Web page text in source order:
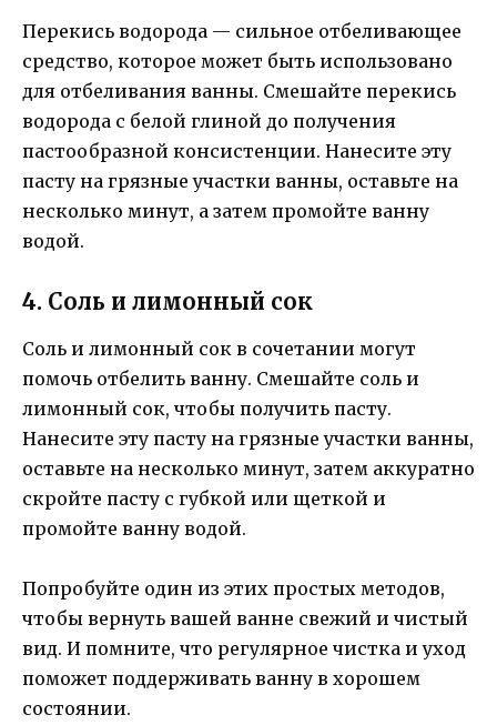
Перекись водорода — сильное отбеливающее
средство, которое может быть использовано
для отбеливания ванны. Смешайте перекись
водорода с белой глиной до получения
пастообразной консистенции. Нанесите эту
пасту на грязные участки ванны, оставьте на
несколько минут, а затем промойте ванну
водой.
4. Соль и лимонный сок
Соль и лимонный сок в сочетании могут
помочь отбелить ванну. Смешайте соль и
лимонный сок, чтобы получить пасту.
Нанесите эту пасту на грязные участки ванны,
оставьте на несколько минут, затем аккуратно
скройте пасту с губкой или щеткой и
промойте ванну водой.
Попробуйте один из этих простых методов,
чтобы вернуть вашей ванне свежий и чистый
вид. И помните, что регулярное чистка и уход
поможет поддерживать ванну в хорошем
состоянии.